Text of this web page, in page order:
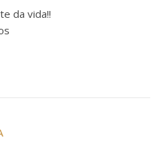
da vida!!